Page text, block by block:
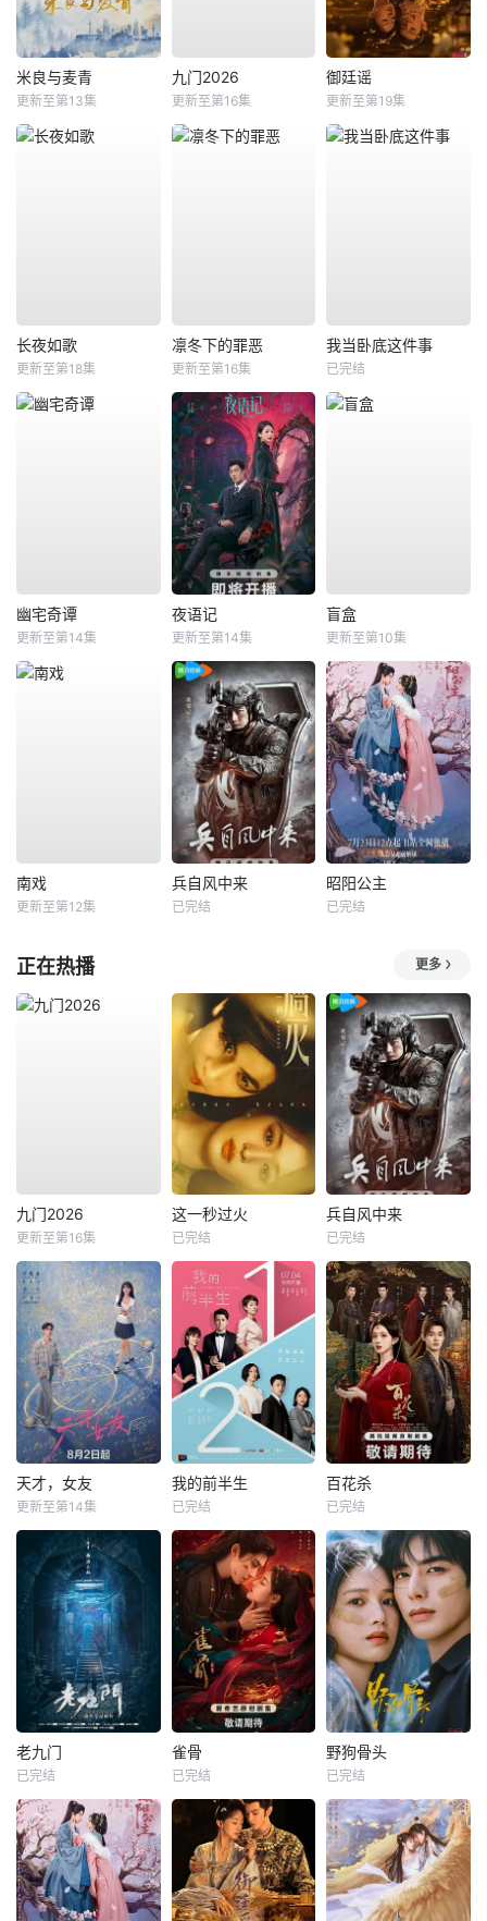
米良与麦青
更新至第13集
九门2026
更新至第16集
御廷谣
更新至第19集
长夜如歌
更新至第18集
凛冬下的罪恶
更新至第16集
我当卧底这件事
已完结
幽宅奇谭
更新至第14集
夜语记
更新至第14集
盲盒
更新至第10集
南戏
更新至第12集
兵自风中来
已完结
昭阳公主
已完结
正在热播 更多
九门2026
更新至第16集
这一秒过火
已完结
兵自风中来
已完结
天才，女友
更新至第14集
我的前半生
已完结
百花杀
已完结
老九门
已完结
雀骨
已完结
野狗骨头
已完结